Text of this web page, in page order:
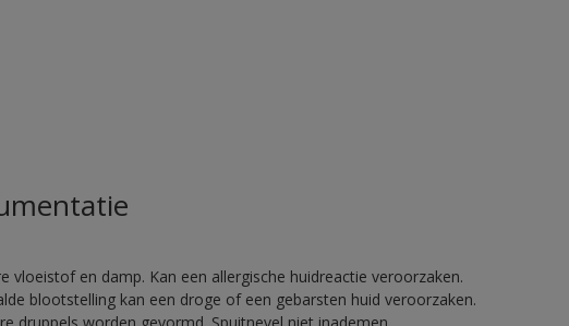
vloeistof en damp. Kan een allergische huidreactie veroorzaken.
blootstelling kan een droge of een gebarsten huid veroorzaken.